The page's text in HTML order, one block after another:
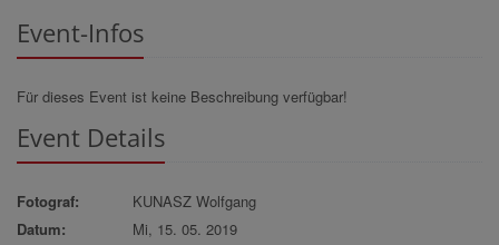
Event-Infos
Für dieses Event ist keine Beschreibung verfügbar!
Event Details
Fotograf:
KUNASZ Wolfgang
Datum:
Mi, 15. 05. 2019